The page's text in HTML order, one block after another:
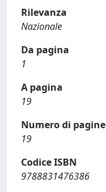
Rilevanza
Nazionale
Da pagina
1
A pagina
19
Numero di pagine
19
Codice ISBN
9788831476386